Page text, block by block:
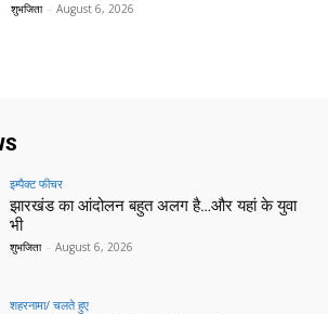
शुभजिता - August 6, 2026
इम्पैक्ट फीचर
झारखंड का आंदोलन बहुत अलग है…और यहां के युवा
भी
शुभजिता - August 6, 2026
शहरनामा/ चलते हुए